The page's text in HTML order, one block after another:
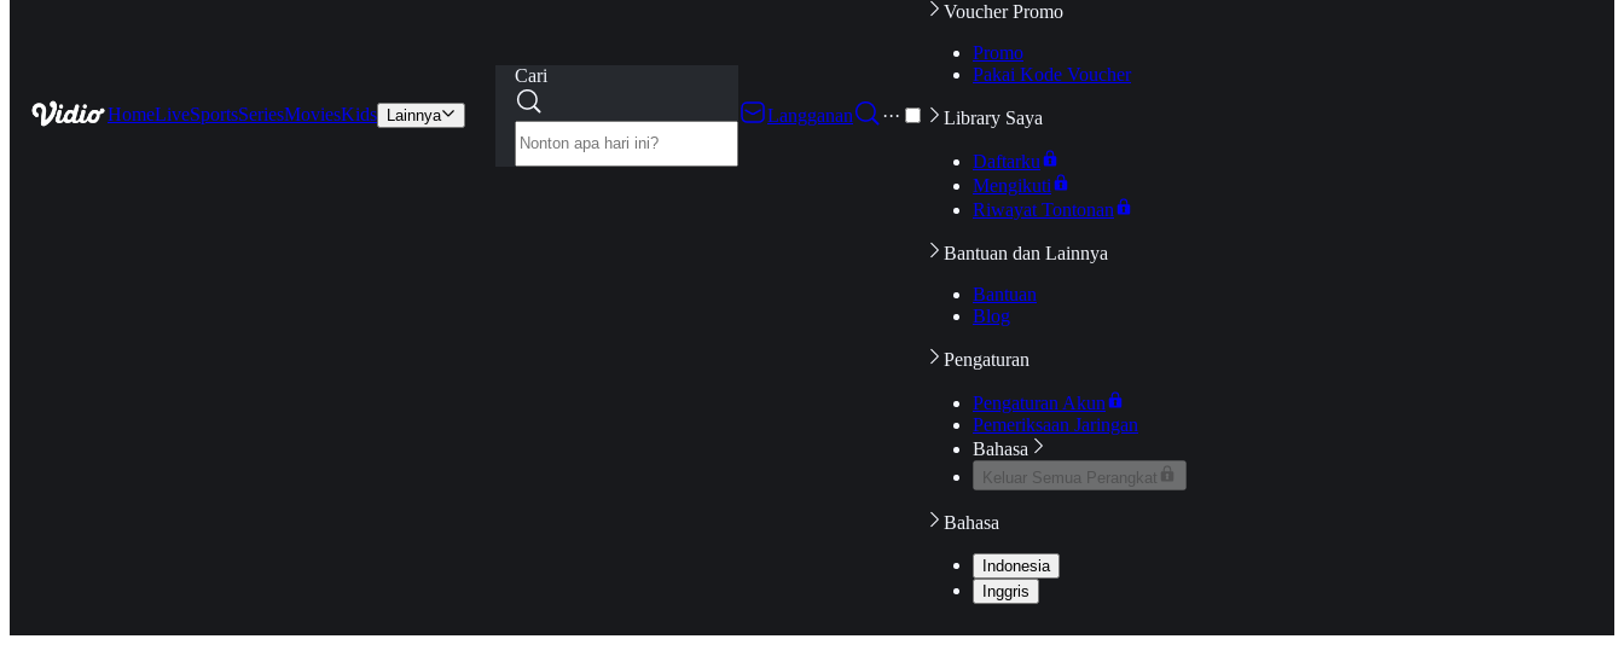
HomeLiveSportsSeriesMoviesKids Lainnya
Cari
Langganan
···
Voucher Promo
Promo
Pakai Kode Voucher
Library Saya
Daftarku
Mengikuti
Riwayat Tontonan
Bantuan dan Lainnya
Bantuan
Blog
Pengaturan
Pengaturan Akun
Pemeriksaan Jaringan
Bahasa
Keluar Semua Perangkat
Bahasa
Indonesia
Inggris